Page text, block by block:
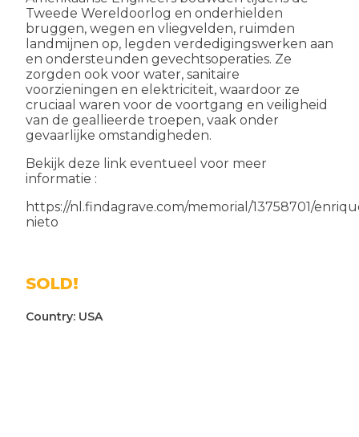
Tweede Wereldoorlog en onderhielden
bruggen, wegen en vliegvelden, ruimden
landmijnen op, legden verdedigingswerken aan
en ondersteunden gevechtsoperaties. Ze
zorgden ook voor water, sanitaire
voorzieningen en elektriciteit, waardoor ze
cruciaal waren voor de voortgang en veiligheid
van de geallieerde troepen, vaak onder
gevaarlijke omstandigheden.
Bekijk deze link eventueel voor meer
informatie :
https://nl.findagrave.com/memorial/13758701/
nieto
SOLD!
Country: USA